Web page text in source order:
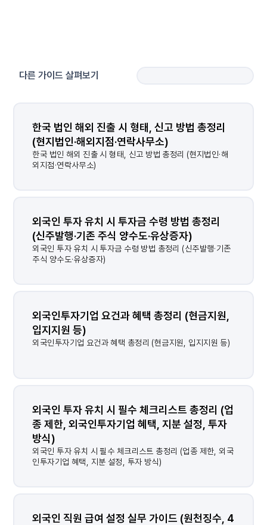
다른 가이드 살펴보기
한국 법인 해외 진출 시 형태, 신고 방법 총정리
(현지법인·해외지점·연락사무소)
한국 법인 해외 진출 시 형태, 신고 방법 총정리 (현지법인·해
외지점·연락사무소)
외국인 투자 유치 시 투자금 수령 방법 총정리
(신주발행·기존 주식 양수도·유상증자)
외국인 투자 유치 시 투자금 수령 방법 총정리 (신주발행·기존
주식 양수도·유상증자)
외국인투자기업 요건과 혜택 총정리 (현금지원,
입지지원 등)
외국인투자기업 요건과 혜택 총정리 (현금지원, 입지지원 등)
외국인 투자 유치 시 필수 체크리스트 총정리 (업
종 제한, 외국인투자기업 혜택, 지분 설정, 투자
방식)
외국인 투자 유치 시 필수 체크리스트 총정리 (업종 제한, 외국
인투자기업 혜택, 지분 설정, 투자 방식)
외국인 직원 급여 설정 실무 가이드 (원천징수, 4